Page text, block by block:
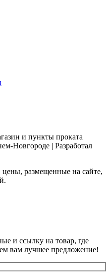
и пункты проката
Новгороде | Разработал
размещенные на сайте,
и ссылку на товар, где
вам лучшее предложение!